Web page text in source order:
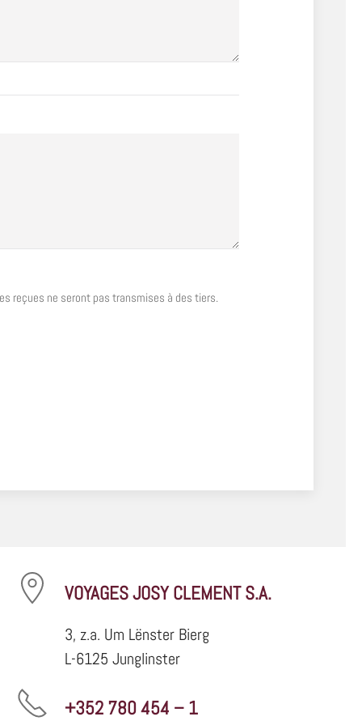
reçues ne seront pas transmises à des tiers.
VOYAGES JOSY CLEMENT S.A.
3, z.a. Um Lënster Bierg
L-6125 Junglinster
+352 780 454 – 1